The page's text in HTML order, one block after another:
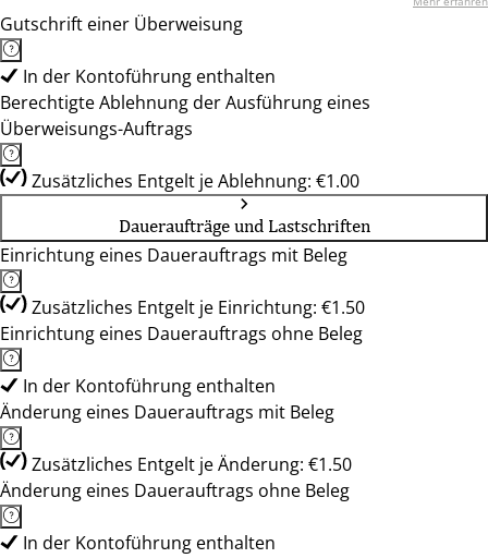
Gutschrift einer Überweisung
In der Kontoführung enthalten
Berechtigte Ablehnung der Ausführung eines
Überweisungs-Auftrags
Zusätzliches Entgelt je Ablehnung: €1.00
Daueraufträge und Lastschriften
Einrichtung eines Dauerauftrags mit Beleg
Zusätzliches Entgelt je Einrichtung: €1.50
Einrichtung eines Dauerauftrags ohne Beleg
In der Kontoführung enthalten
Änderung eines Dauerauftrags mit Beleg
Zusätzliches Entgelt je Änderung: €1.50
Änderung eines Dauerauftrags ohne Beleg
In der Kontoführung enthalten